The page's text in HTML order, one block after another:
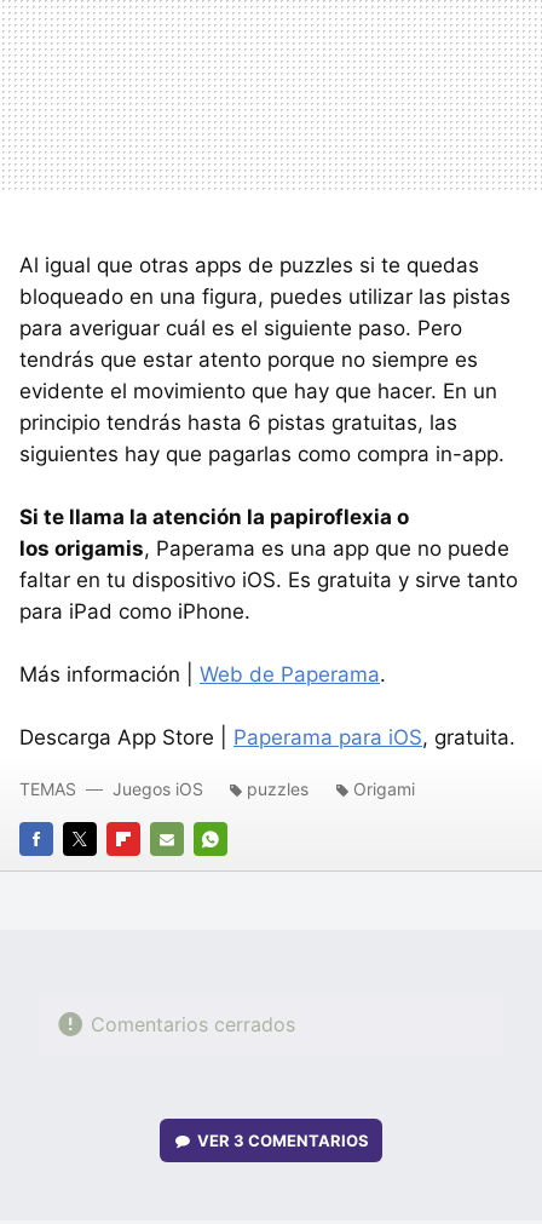
Al igual que otras apps de puzzles si te quedas
bloqueado en una figura, puedes utilizar las pistas
para averiguar cuál es el siguiente paso. Pero
tendrás que estar atento porque no siempre es
evidente el movimiento que hay que hacer. En un
principio tendrás hasta 6 pistas gratuitas, las
siguientes hay que pagarlas como compra in-app.
Si te llama la atención la papiroflexia o
los origamis, Paperama es una app que no puede
faltar en tu dispositivo iOS. Es gratuita y sirve tanto
para iPad como iPhone.
Más información | Web de Paperama.
Descarga App Store | Paperama para iOS, gratuita.
FACEBOOK
TWITTERFLIPBOARD
E-
WHATSAPP
TEMAS Juegos iOS puzzles Origami
Comentarios cerrados
VER 3 COMENTARIOS